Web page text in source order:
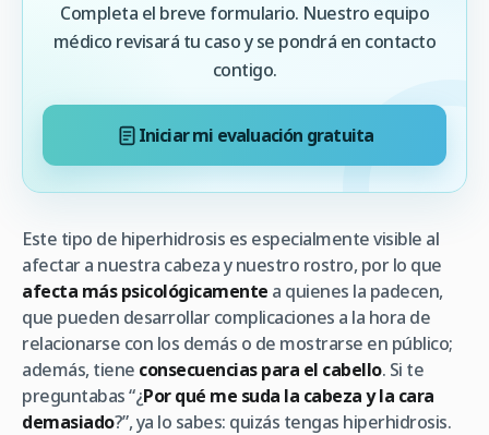
Completa el breve formulario. Nuestro equipo
médico revisará tu caso y se pondrá en contacto
contigo.
Iniciar mi evaluación gratuita
Este tipo de hiperhidrosis es especialmente visible al
afectar a nuestra cabeza y nuestro rostro, por lo que
afecta más psicológicamente a quienes la padecen,
que pueden desarrollar complicaciones a la hora de
relacionarse con los demás o de mostrarse en público;
además, tiene consecuencias para el cabello. Si te
preguntabas “¿Por qué me suda la cabeza y la cara
demasiado?”, ya lo sabes: quizás tengas hiperhidrosis.